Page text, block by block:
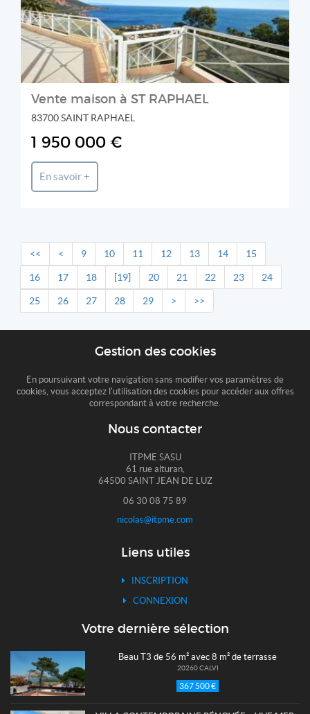
Vente maison à ST RAPHAEL
83700 SAINT RAPHAEL
1 950 000 €
En savoir +
<< < 9 10 11 12 13 14 15
16 17 18 [19] 20 21 22 23 24
25 26 27 28 29 > >>
Gestion des cookies
En poursuivant votre navigation sans modifier vos paramètres de
cookies, vous acceptez l'utilisation des cookies pour accéder aux offres
correspondant à votre recherche.
Nous contacter
ITPME SASU
61 rue alturan,
64500 SAINT JEAN DE LUZ
06 30 08 75 89
nicolas@itpme.com
Liens utiles
INSCRIPTION
CONNEXION
Votre dernière sélection
Beau T3 de 56 m² avec 8 m² de terrasse
20260 CALVI
367 500 €